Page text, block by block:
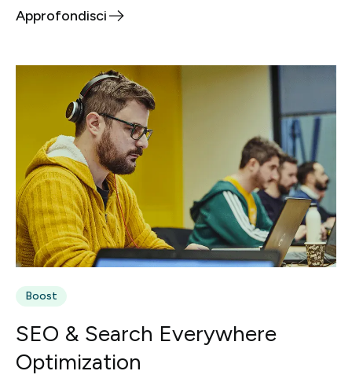
Approfondisci
Boost
SEO & Search Everywhere
Optimization